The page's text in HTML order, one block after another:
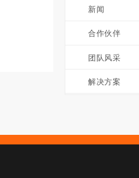
新闻
合作伙伴
团队风采
解决方案